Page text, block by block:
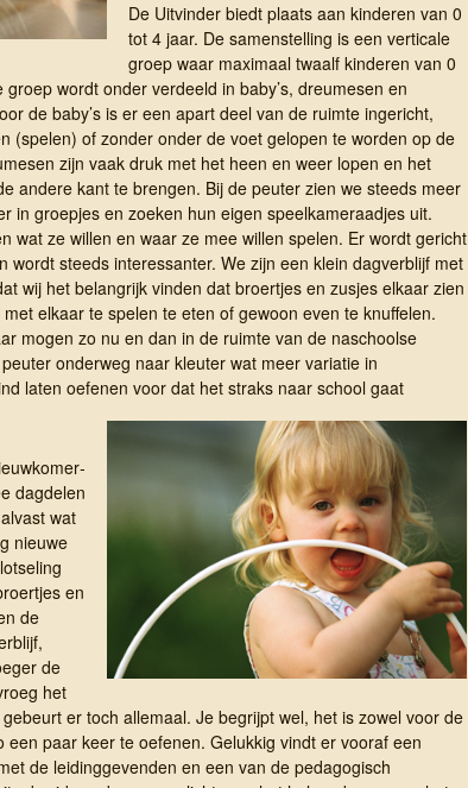
De Uitvinder biedt plaats aan kinderen van 0
tot 4 jaar. De samenstelling is een verticale
groep waar maximaal twaalf kinderen van 0
wordt onder verdeeld in baby’s, dreumesen en
de baby’s is er een apart deel van de ruimte ingericht,
(spelen) of zonder onder de voet gelopen te worden op de
zijn vaak druk met het heen en weer lopen en het
andere kant te brengen. Bij de peuter zien we steeds meer
in groepjes en zoeken hun eigen speelkameraadjes uit.
wat ze willen en waar ze mee willen spelen. Er wordt gericht
wordt steeds interessanter. We zijn een klein dagverblijf met
wij het belangrijk vinden dat broertjes en zusjes elkaar zien
elkaar te spelen te eten of gewoon even te knuffelen.
mogen zo nu en dan in de ruimte van de naschoolse
onderweg naar kleuter wat meer variatie in
laten oefenen voor dat het straks naar school gaat
dag­delen
wat
nieuwe
en
de
de
het
er toch allemaal. Je begrijpt wel, het is zowel voor de
paar keer te oefenen. Gelukkig vindt er vooraf een
de leidinggevenden en een van de pedagogisch